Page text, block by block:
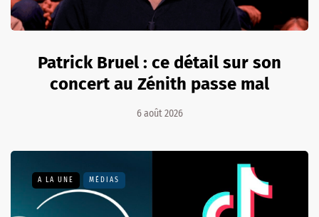
Patrick Bruel : ce détail sur son
concert au Zénith passe mal
6 août 2026
A LA UNE MÉDIAS